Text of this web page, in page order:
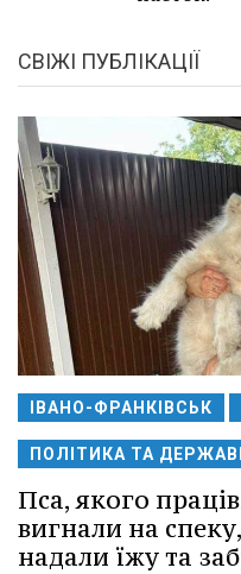
СВІЖІ ПУБЛІКАЦІЇ
ІВАНО-ФРАНКІВСЬК
ПОЛІТИКА ТА
Пса, якого
вигнали на
надали їжу та